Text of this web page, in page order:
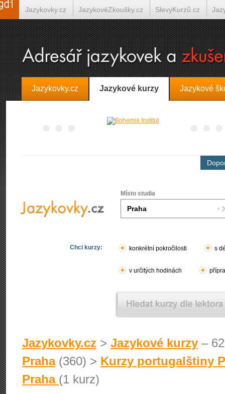
Jazykovky.cz Jazykové kurzy Jazykové
Místo studia
Chci kurzy: konkrétní pokročilosti s
v určitých hodinách
Jazykovky.cz > Jazykové kurzy –
Praha(360) > Kurzy portugalštiny
Praha (1 kurz)
Jazykovky.cz JazykovéZkoušky.cz SlevyKurzů.cz
Španělština on-line Italština on-line Tlumočení-